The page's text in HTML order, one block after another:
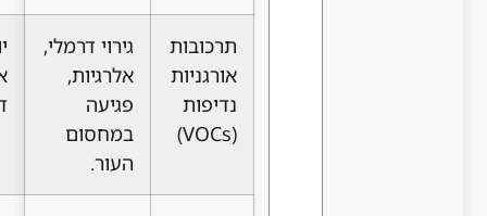
גירוי דרמלי,
אלרגיות,
פגיעה
במחסום
יובש, גירוד,
אדמומיות,
דרמטיטיס.